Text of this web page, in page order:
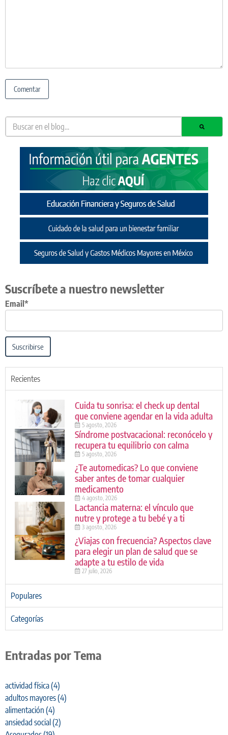
Suscríbete a nuestro newsletter
Email*
Suscribirse
Recientes
Cuida tu sonrisa: el check up dental
que conviene agendar en la vida adulta
5 agosto, 2026
Síndrome postvacacional: reconócelo y
recupera tu equilibrio con calma
5 agosto, 2026
¿Te automedicas? Lo que conviene
saber antes de tomar cualquier
medicamento
4 agosto, 2026
Lactancia materna: el vínculo que
nutre y protege a tu bebé y a ti
3 agosto, 2026
¿Viajas con frecuencia? Aspectos clave
para elegir un plan de salud que se
adapte a tu estilo de vida
27 julio, 2026
Populares
Categorías
Entradas por Tema
actividad física(4)
adultos mayores(4)
alimentación (4)
ansiedad social (2)